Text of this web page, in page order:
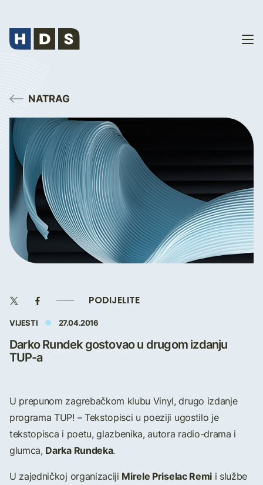
NATRAG
PODIJELITE
VIJESTI 27.04.2016
Darko Rundek gostovao u drugom izdanju
TUP-a
U prepunom zagrebačkom klubu Vinyl, drugo izdanje
programa TUP! – Tekstopisci u poeziji ugostilo je
tekstopisca i poetu, glazbenika, autora radio-drama i
glumca, Darka Rundeka.
U zajedničkoj organizaciji Mirele Priselac Remii službe